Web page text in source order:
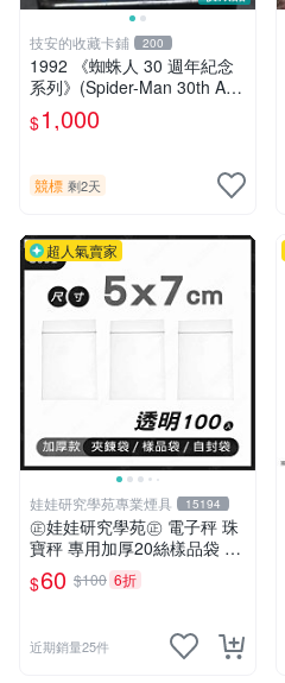
技安的收藏卡鋪 200
1992 《蜘蛛人 30 週年紀念
系列》(Spider-Man 30th Ann
iversary) 閃卡 早期 漫畫 電
影 蜘蛛人 含 卡磚 底座
$1,000
競標 剩2天
超人氣賣家
娃娃研究學苑專業煙具 15194
㊣娃娃研究學苑㊣ 電子秤 珠
寶秤 專用加厚20絲樣品袋 夾
鏈袋 5X7 (G051)
$60 $100 6折
近期銷量25件